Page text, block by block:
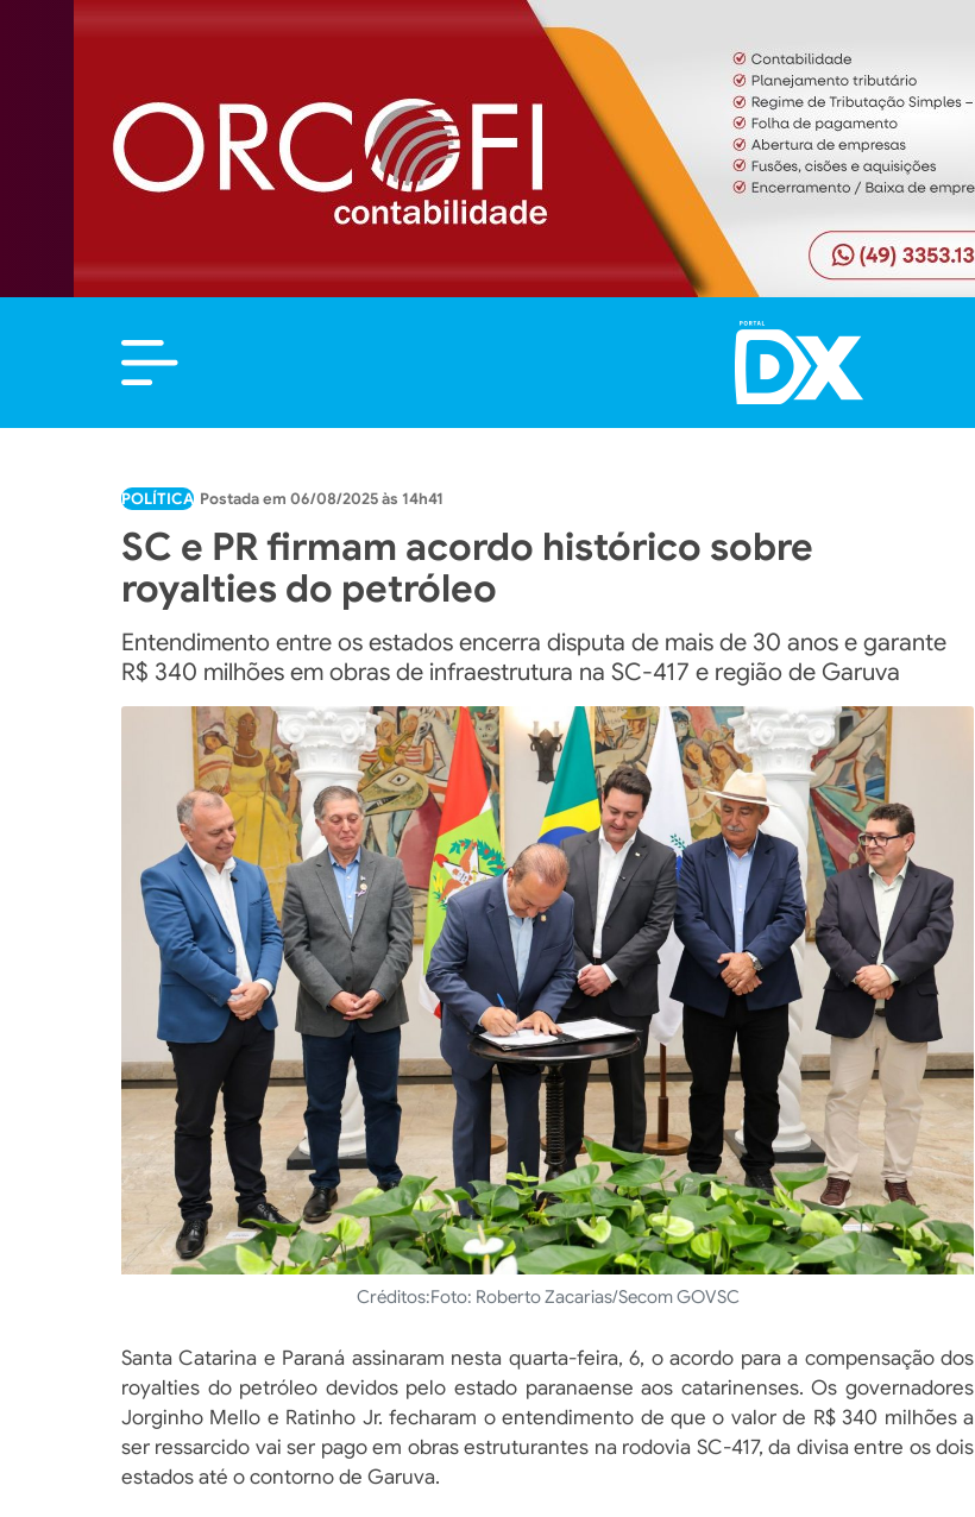
POLÍTICA 06/08/2025 às 14h41
SC e PR firmam acordo histórico sobre
royalties do petróleo
Entendimento entre os estados encerra disputa de mais de 30 anos e garante
R$ 340 milhões em obras de infraestrutura na SC-417 e região de Garuva
Créditos:Foto: Roberto Zacarias/Secom GOVSC
Santa Catarina e Paraná assinaram nesta quarta-feira, 6, o acordo para a compensação dos
royalties do petróleo devidos pelo estado paranaense aos catarinenses. Os governadores
Jorginho Mello e Ratinho Jr. fecharam o entendimento de que o valor de R$ 340 milhões a
ser ressarcido vai ser pago em obras estruturantes na rodovia SC-417, da divisa entre os dois
estados até o contorno de Garuva.